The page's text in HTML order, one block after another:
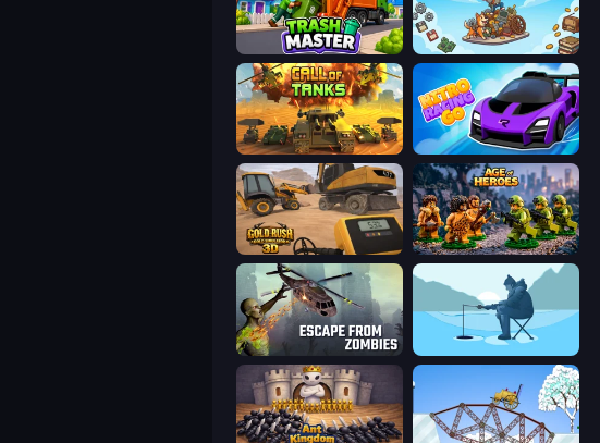
Trash Master Master Scavenger
Call of Tanks Nitro Racing Go
Gold Rush: Gold Simulator 3D Age of Heroes
Escape from Zombies